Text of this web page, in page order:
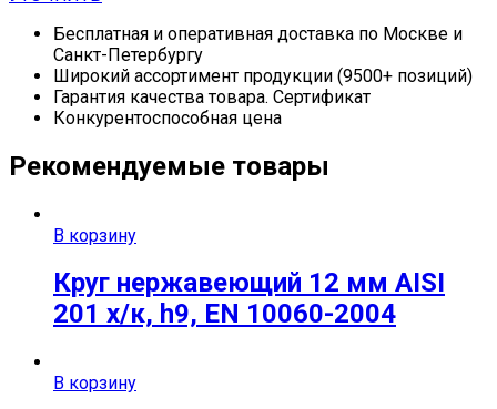
Бесплатная и оперативная доставка по Москве и
Санкт-Петербургу
Широкий ассортимент продукции (9500+ позиций)
Гарантия качества товара. Сертификат
Конкурентоспособная цена
Рекомендуемые товары
В корзину
Круг нержавеющий 12 мм AISI
201 х/к, h9, EN 10060-2004
В корзину